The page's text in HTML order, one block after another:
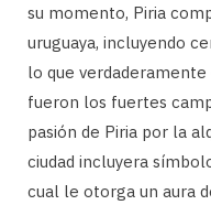
su momento, Piria
uruguaya, incluyendo
lo que
fueron los fuertes
pasión de Piria por la
ciudad incluyera
cual le otorga un aura